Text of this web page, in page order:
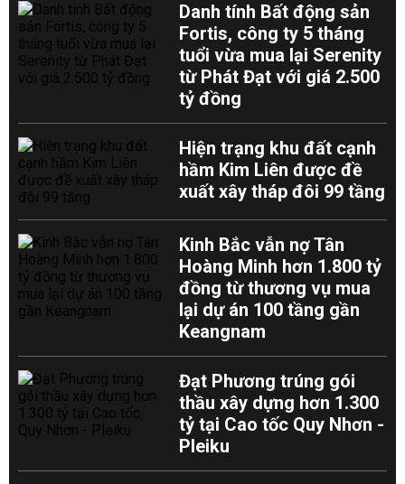
Danh tính Bất động sản
Fortis, công ty 5 tháng
tuổi vừa mua lại Serenity
từ Phát Đạt với giá 2.500
tỷ đồng
Hiện trạng khu đất cạnh
hầm Kim Liên được đề
xuất xây tháp đôi 99 tầng
Kinh Bắc vẫn nợ Tân
Hoàng Minh hơn 1.800 tỷ
đồng từ thương vụ mua
lại dự án 100 tầng gần
Keangnam
Đạt Phương trúng gói
thầu xây dựng hơn 1.300
tỷ tại Cao tốc Quy Nhơn -
Pleiku